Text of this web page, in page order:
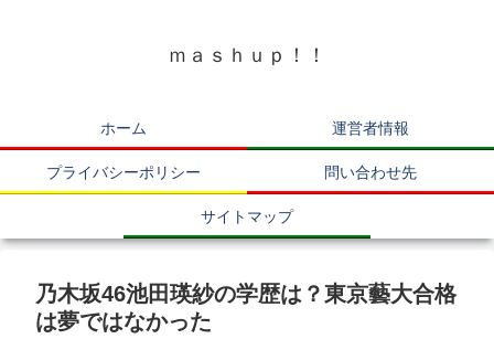
ｍａｓｈｕｐ！！
ホーム 運営者情報
プライバシーポリシー 問い合わせ先
サイトマップ
乃木坂46池田瑛紗の学歴は？東京藝大合格
は夢ではなかった